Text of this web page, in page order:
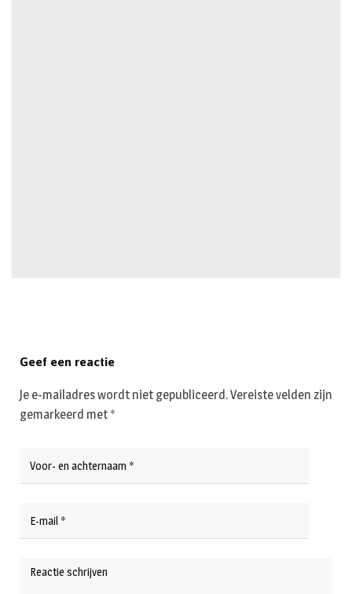
Geef een reactie
Je e-mailadres wordt niet gepubliceerd.Vereiste velden zijn
gemarkeerd met *